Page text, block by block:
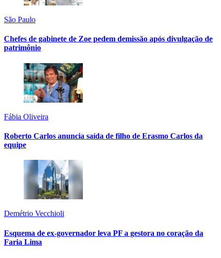
São Paulo
Chefes de gabinete de Zoe pedem demissão após divulgação de
patrimônio
Fábia Oliveira
Roberto Carlos anuncia saída de filho de Erasmo Carlos da
equipe
Demétrio Vecchioli
Esquema de ex-governador leva PF a gestora no coração da
Faria Lima